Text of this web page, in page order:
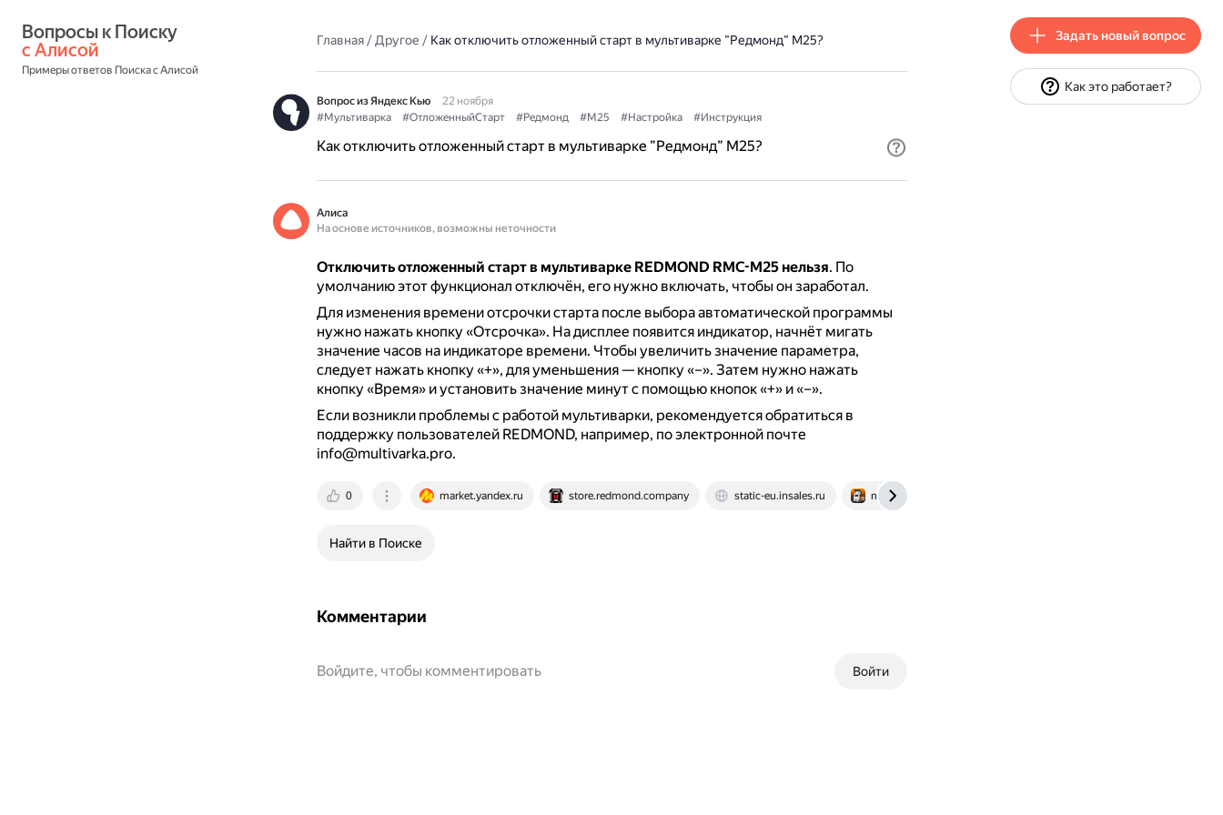
с Алисой
Примеры ответов Поиска с Алисой
Главная/Другое / Как отключить отложенный старт в мультиварке ”Редмонд” М25?
Вопрос из Яндекс Кью
22 ноября
#Мультиварка
#ОтложенныйСтарт #Редмонд #М25 #Настройка #Инструкция
Как отключить отложенный старт в мультиварке ”Редмонд” М25?
Алиса
На основе источников, возможны неточности
Отключить отложенный старт в мультиварке REDMOND RMC-M25 нельзя. По
умолчанию этот функционал отключён, его нужно включать, чтобы он заработал.
Для изменения времени отсрочки старта после выбора автоматической программы
нужно нажать кнопку «Отсрочка». На дисплее появится индикатор, начнёт мигать
значение часов на индикаторе времени. Чтобы увеличить значение параметра,
следует нажать кнопку «+», для уменьшения — кнопку «–». Затем нужно нажать
кнопку «Время» и установить значение минут с помощью кнопок «+» и «–».
Если возникли проблемы с работой мультиварки, рекомендуется обратиться в
поддержку пользователей REDMOND, например, по электронной почте
info@multivarka.pro.
0 market.yandex.ru store.redmond.company static-eu.insales.ru mcgrp.ru
Найти в Поиске
Комментарии
Войти
Войдите, чтобы комментировать
Задать новый вопрос
Как это работает?